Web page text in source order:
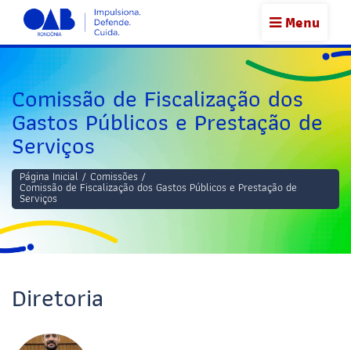
Menu
Comissão de Fiscalização dos
Gastos Públicos e Prestação de
Serviços
Página Inicial / Comissões /
Comissão de Fiscalização dos Gastos Públicos e Prestação de
Serviços
Diretoria